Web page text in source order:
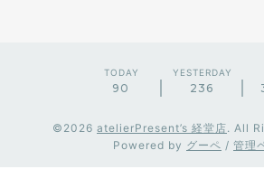
TODAY
90
YESTERDAY
236
©2026 atelierPresent’s 経堂店. All
Powered by グーペ / 管理